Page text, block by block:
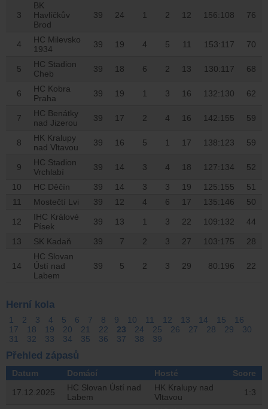
3
BK
Havlíčkův
Brod
39 24 1 2 12 156:108 76
4
HC Milevsko
1934
39 19 4 5 11 153:117 70
5
HC Stadion
Cheb
39 18 6 2 13 130:117 68
6
HC Kobra
Praha
39 19 1 3 16 132:130 62
7
HC Benátky
nad Jizerou
39 17 2 4 16 142:155 59
8
HK Kralupy
nad Vltavou
39 16 5 1 17 138:123 59
9
HC Stadion
Vrchlabí
39 14 3 4 18 127:134 52
10 HC Děčín 39 14 3 3 19 125:155
51
11
Mostečtí Lvi 39 12 4 6 17 135:146 50
12
IHC Králové
Písek
39 13 1 3 22 109:132 44
13 SK Kadaň 39 7 2 3 27 103:175 28
14
HC Slovan
Ústí nad
Labem
39 5 2 3 29 80:196 22
Herní kola
1 2 3 4 5 6 7 8 9 10 11 12 13 14 15
16
17
18 19 20 21 22 23 24 25 26 27 28 29
30
31
32 33 34 35 36 37 38 39
Přehled zápasů
Datum Domácí Hosté
Score
17.12.2025
HC Slovan Ústí nad
Labem
HK Kralupy nad
Vltavou
1:3